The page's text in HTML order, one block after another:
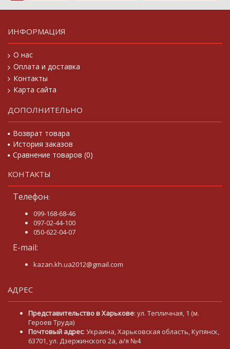
ИНФОРМАЦИЯ
О нас
Оплата и доставка
Контакты
Карта сайта
ДОПОЛНИТЕЛЬНО
Возврат товара
История заказов
Сравнение товаров (0)
КОНТАКТЫ
Телефон:
099-168-68-46
097-02-44-100
050-622-04-07
E-mail:
kazan.kh.ua2012@gmail.com
АДРЕС
Представительство в Харькове: ул. Тепличная, 1 (м.
Героев Труда)
Почтовый адрес: Украина, Харьковская область, Купянск,
63701, ул. Дзержинского 2а, а/я №4